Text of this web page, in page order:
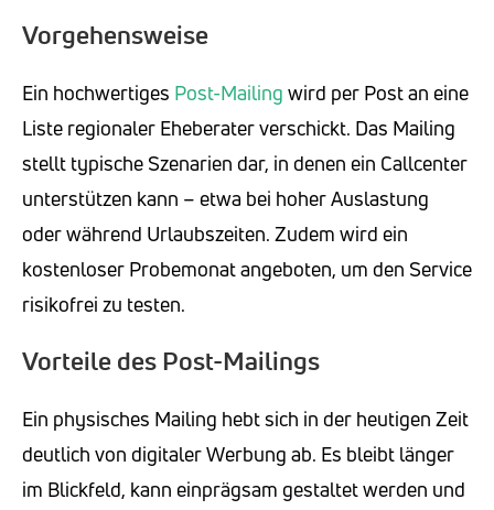
Vorgehensweise
Ein hochwertiges Post-Mailing wird per Post an eine
Liste regionaler Eheberater verschickt. Das Mailing
stellt typische Szenarien dar, in denen ein Callcenter
unterstützen kann – etwa bei hoher Auslastung
oder während Urlaubszeiten. Zudem wird ein
kostenloser Probemonat angeboten, um den Service
risikofrei zu testen.
Vorteile des Post-Mailings
Ein physisches Mailing hebt sich in der heutigen Zeit
deutlich von digitaler Werbung ab. Es bleibt länger
im Blickfeld, kann einprägsam gestaltet werden und